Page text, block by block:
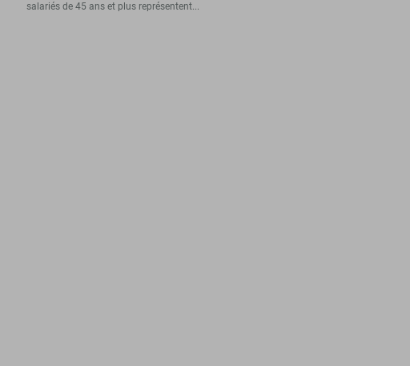
salariés de 45 ans et plus représentent...